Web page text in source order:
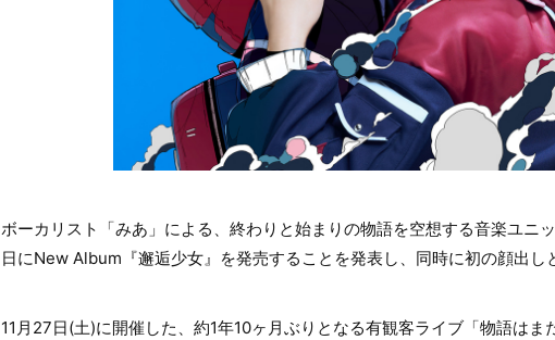
ボーカリスト「みあ」による、終わりと始まりの物語を空想する音楽ユニ
日にNew Album『邂逅少女』を発売することを発表し、同時に初の顔出し
11月27日(土)に開催した、約1年10ヶ月ぶりとなる有観客ライブ「物語は